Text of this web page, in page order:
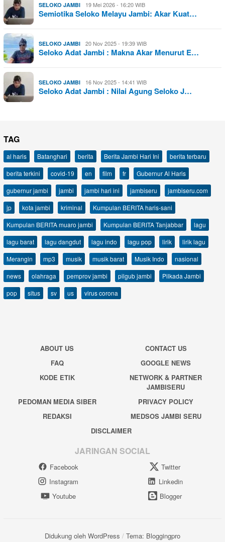
SELOKO JAMBI 19 Mei 2026 - 16:20 WIB
Semiotika Seloko Melayu Jambi: Akar Kuat…
SELOKO JAMBI 20 Nov 2025 - 19:39 WIB
Seloko Adat Jambi : Makna Akar Menurut E…
SELOKO JAMBI 16 Nov 2025 - 14:41 WIB
Seloko Adat Jambi : Nilai Agung Seloko J…
TAG
al haris Batanghari berita Berita Jambi Hari Ini
berita terbaru
berita terkini
covid-19 en film fr
Gubernur Al Haris
gubernur jambi
jambi jambi hari ini jambiseru
jambiseru.com
jp
kota jambi kriminal
Kumpulan BERITA haris-sani
Kumpulan BERITA muaro jambi
Kumpulan BERITA Tanjabbar
lagu
lagu barat
lagu dangdut lagu indo lagu pop lirik
lirik lagu
Merangin
mp3 musik musik barat Musik Indo
nasional
news
olahraga pemprov jambi pilgub jambi
Pilkada Jambi
pop
situs sv us virus corona
ABOUT US
CONTACT US
FAQ
GOOGLE NEWS
KODE ETIK
NETWORK & PARTNER
JAMBISERU
PEDOMAN MEDIA SIBER
PRIVACY POLICY
REDAKSI
MEDSOS JAMBI SERU
DISCLAIMER
JARINGAN SOCIAL
Facebook
Twitter
Instagram
Linkedin
Youtube
Blogger
Didukung oleh WordPress / Tema: Bloggingpro